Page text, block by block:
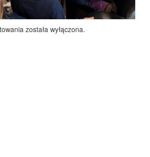
została wyłączona.